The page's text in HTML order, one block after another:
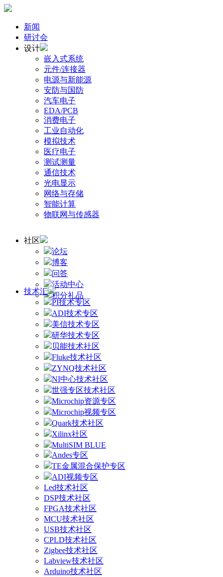
新闻
研讨会
设计
嵌入式系统
元件/连接器
电源与新能源
安防与国防
汽车电子
EDA/PCB
消费电子
工业自动化
模拟技术
医疗电子
测试测量
通信技术
光电显示
网络与存储
智能计算
物联网与传感器
社区
论坛
博客
问答
活动中心
积分礼品
技术汇
PI技术专区
ADI技术专区
美信技术专区
研华技术专区
贝能技术社区
Fluke技术社区
ZYNQ技术社区
NI中心技术社区
世强专区技术社区
Microchip资源专区
Microchip视频专区
Quark技术社区
Xilinx社区
MultiSIM BLUE
Andes专区
TE金属混合保护专区
ADI视频专区
Led技术社区
DSP技术社区
FPGA技术社区
MCU技术社区
USB技术社区
CPLD技术社区
Zigbee技术社区
Labview技术社区
Arduino技术社区